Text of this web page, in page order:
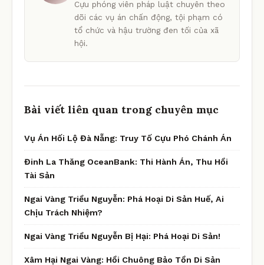
Cựu phóng viên pháp luật chuyên theo
dõi các vụ án chấn động, tội phạm có
tổ chức và hậu trường đen tối của xã
hội.
Bài viết liên quan trong chuyên mục
Vụ Án Hối Lộ Đà Nẵng: Truy Tố Cựu Phó Chánh Án
Đinh La Thăng OceanBank: Thi Hành Án, Thu Hồi
Tài Sản
Ngai Vàng Triều Nguyễn: Phá Hoại Di Sản Huế, Ai
Chịu Trách Nhiệm?
Ngai Vàng Triều Nguyễn Bị Hại: Phá Hoại Di Sản!
Xâm Hại Ngai Vàng: Hồi Chuông Bảo Tồn Di Sản